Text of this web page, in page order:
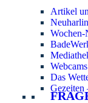
Artikel
Wochen-
Webcams
Das
Gezeiten